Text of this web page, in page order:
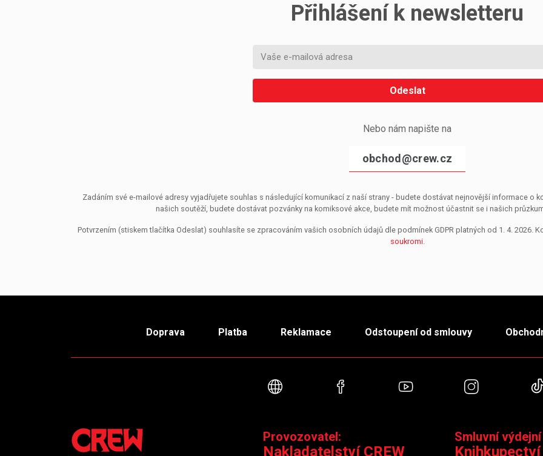
Přihlášení k newsletteru
Odeslat
Nebo nám napište na
obchod@crew.cz
Zadáním své e-mailové adresy vyjadřujete souhlas s následující komunikací z naší strany - budete dostávat nejnovější informace o
našich soutěží, budete dostávat pozvánky na komiksové akce, budete mít možnost účastnit se i našich
Potvrzením (stiskem tlačítka Odeslat) souhlasíte se zpracováním vašich osobních údajů dle podmínek GDPR platných od 1. 4. 2026.
soukromi.
Doprava Platba Reklamace Odstoupení od smlouvy
Webové stránkyFacebookYouTube
Provozovatel:
Nakladatelství CREW
Smluvní